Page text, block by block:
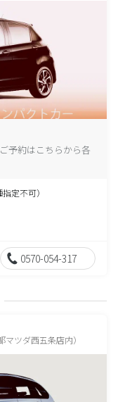
予約はこちらから各
定不可）
0570-054-317
ツダ西五条店内）